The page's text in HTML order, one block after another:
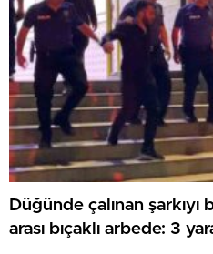
Düğünde çalınan
arası bıçaklı arbede: 3